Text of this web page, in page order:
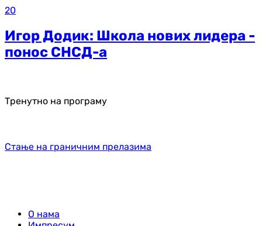
20
Игор Додик: Школа нових лидера -
понос СНСД-а
Тренутно на програму
Стање на граничним прелазима
О нама